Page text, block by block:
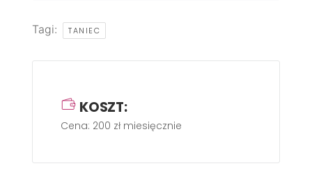
Tagi: TANIEC
KOSZT:
Cena: 200 zł miesięcznie